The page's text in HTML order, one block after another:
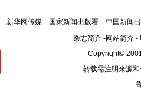
新华网传媒 国家新闻出版署
中国新闻
杂志简介-网站简介-
Copyright©
转载需注明来源